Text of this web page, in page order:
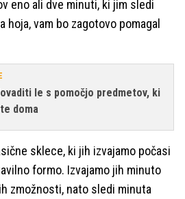
eno ali dve minuti, ki jim sledi
vam bo zagotovo pomagal
le s pomočjo predmetov, ki
doma
sklece, ki jih izvajamo počasi
formo. Izvajamo jih minuto
zmožnosti, nato sledi minuta